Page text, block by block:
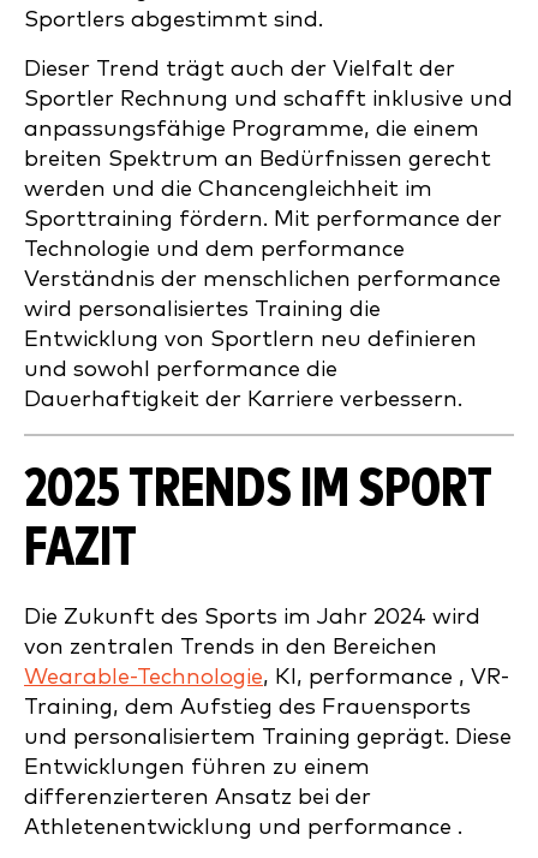
Sportlers abgestimmt sind.
Dieser Trend trägt auch der Vielfalt der
Sportler Rechnung und schafft inklusive und
anpassungsfähige Programme, die einem
breiten Spektrum an Bedürfnissen gerecht
werden und die Chancengleichheit im
Sporttraining fördern. Mit performance der
Technologie und dem performance
Verständnis der menschlichen performance
wird personalisiertes Training die
Entwicklung von Sportlern neu definieren
und sowohl performance die
Dauerhaftigkeit der Karriere verbessern.
2025 TRENDS IM SPORT
FAZIT
Die Zukunft des Sports im Jahr 2024 wird
von zentralen Trends in den Bereichen
Wearable-Technologie, KI, performance , VR-
Training, dem Aufstieg des Frauensports
und personalisiertem Training geprägt. Diese
Entwicklungen führen zu einem
differenzierteren Ansatz bei der
Athletenentwicklung und performance .